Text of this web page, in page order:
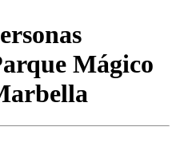
Mágico